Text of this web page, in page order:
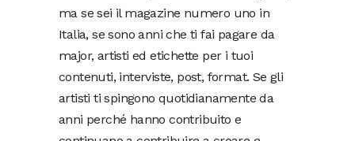
ma se sei il magazine numero uno in
Italia, se sono anni che ti fai pagare da
major, artisti ed etichette per i tuoi
contenuti, interviste, post, format. Se gli
artisti ti spingono quotidianamente da
anni perché hanno contribuito e